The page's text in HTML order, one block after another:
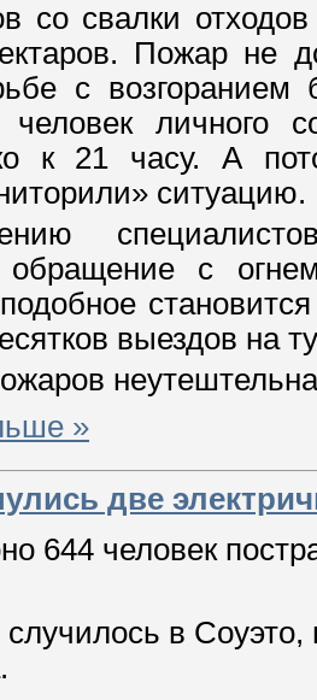
со свалки
Пожар не
с возгоранием
личного
к 21 часу. А
ситуацию.
обращение с
выездов на
»
две
644 человек
в Соуэто,